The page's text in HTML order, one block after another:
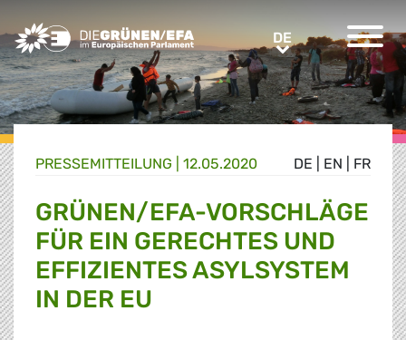
Greens/EFA Home DEDE
DE EN FR
PRESSE­MITTEILUNG 12.05.2020
GRÜNEN/EFA-VORSCHLÄGE
FÜR EIN GERECHTES UND
EFFIZIENTES ASYLSYSTEM
IN DER EU